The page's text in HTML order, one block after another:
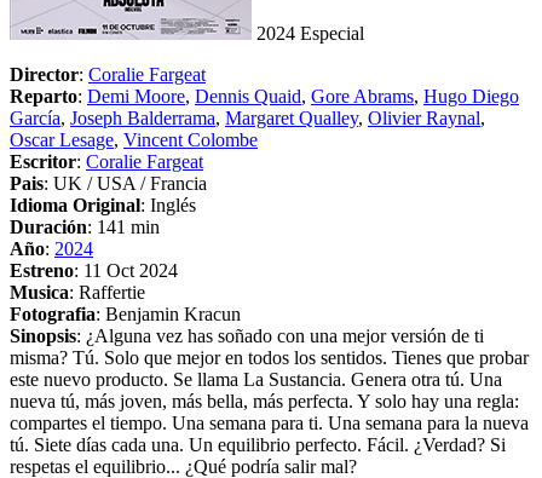
2024 Especial
Director: Coralie Fargeat
Reparto: Demi Moore, Dennis Quaid, Gore Abrams, Hugo Diego
García, Joseph Balderrama, Margaret Qualley, Olivier Raynal,
Oscar Lesage, Vincent Colombe
Escritor: Coralie Fargeat
Pais: UK / USA / Francia
Idioma Original: Inglés
Duración: 141 min
Año: 2024
Estreno: 11 Oct 2024
Musica: Raffertie
Fotografia: Benjamin Kracun
Sinopsis: ¿Alguna vez has soñado con una mejor versión de ti
misma? Tú. Solo que mejor en todos los sentidos. Tienes que probar
este nuevo producto. Se llama La Sustancia. Genera otra tú. Una
nueva tú, más joven, más bella, más perfecta. Y solo hay una regla:
compartes el tiempo. Una semana para ti. Una semana para la nueva
tú. Siete días cada una. Un equilibrio perfecto. Fácil. ¿Verdad? Si
respetas el equilibrio... ¿Qué podría salir mal?